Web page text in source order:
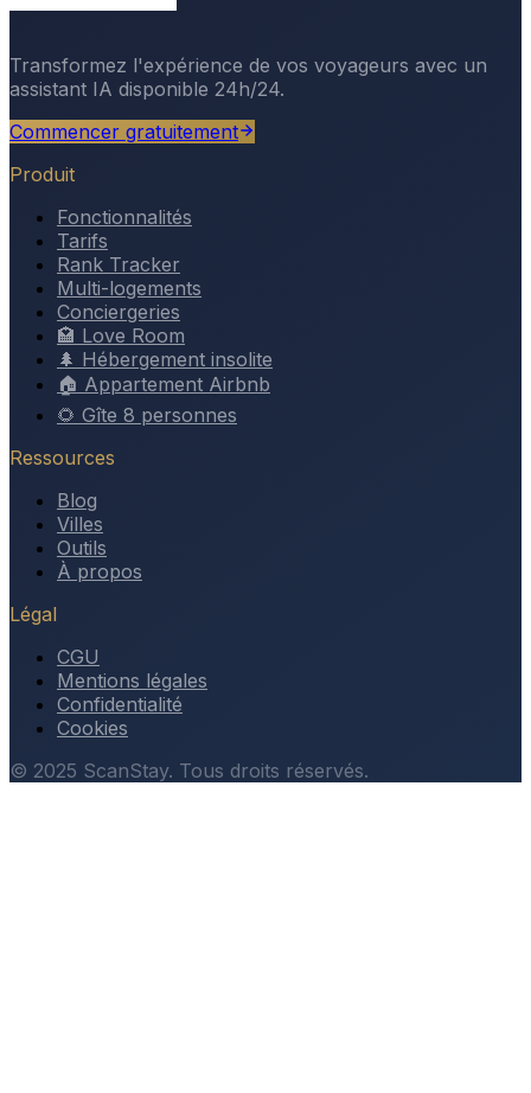
Transformez l'expérience de vos voyageurs avec un
assistant IA disponible 24h/24.
Commencer gratuitement
Produit
Fonctionnalités
Tarifs
Rank Tracker
Multi-logements
Conciergeries
🏩 Love Room
🌲 Hébergement insolite
🏠 Appartement Airbnb
🌻 Gîte 8 personnes
Ressources
Blog
Villes
Outils
À propos
Légal
CGU
Mentions légales
Confidentialité
Cookies
© 2025 ScanStay. Tous droits réservés.